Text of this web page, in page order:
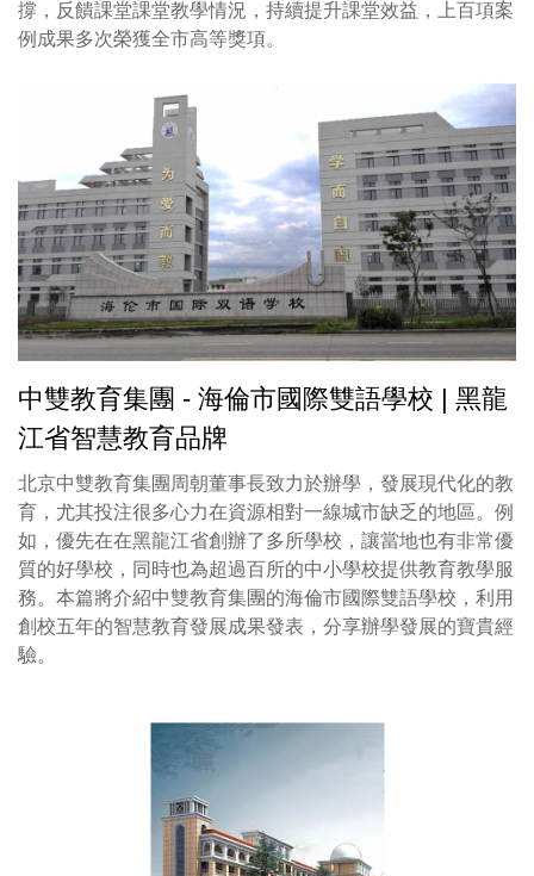
撐，反饋課堂課堂教學情況，持續提升課堂效益，上百項案
例成果多次榮獲全市高等獎項。
中雙教育集團 - 海倫市國際雙語學校 | 黑龍
江省智慧教育品牌
北京中雙教育集團周朝董事長致力於辦學，發展現代化的教
育，尤其投注很多心力在資源相對一線城市缺乏的地區。例
如，優先在在黑龍江省創辦了多所學校，讓當地也有非常優
質的好學校，同時也為超過百所的中小學校提供教育教學服
務。本篇將介紹中雙教育集團的海倫市國際雙語學校，利用
創校五年的智慧教育發展成果發表，分享辦學發展的寶貴經
驗。